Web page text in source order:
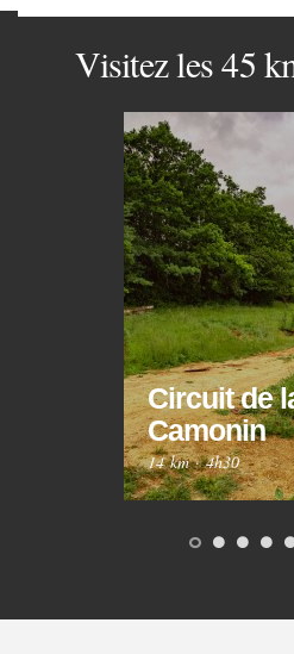
Visitez les 45
Circuit de
Camonin
14 km·4h30